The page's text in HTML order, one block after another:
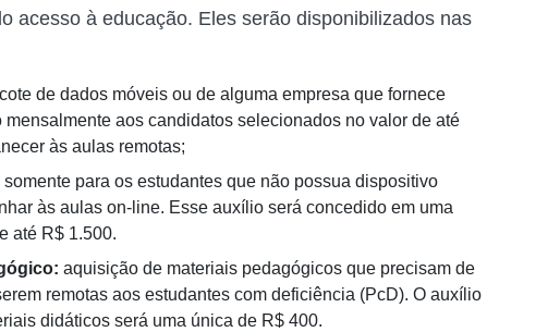
acesso à educação. Eles serão disponibilizados nas
de dados móveis ou de alguma empresa que fornece
mensalmente aos candidatos selecionados no valor de até
às aulas remotas;
somente para os estudantes que não possua dispositivo
às aulas on-line. Esse auxílio será concedido em uma
até R$ 1.500.
aquisição de materiais pedagógicos que precisam de
remotas aos estudantes com deficiência (PcD). O auxílio
didáticos será uma única de R$ 400.